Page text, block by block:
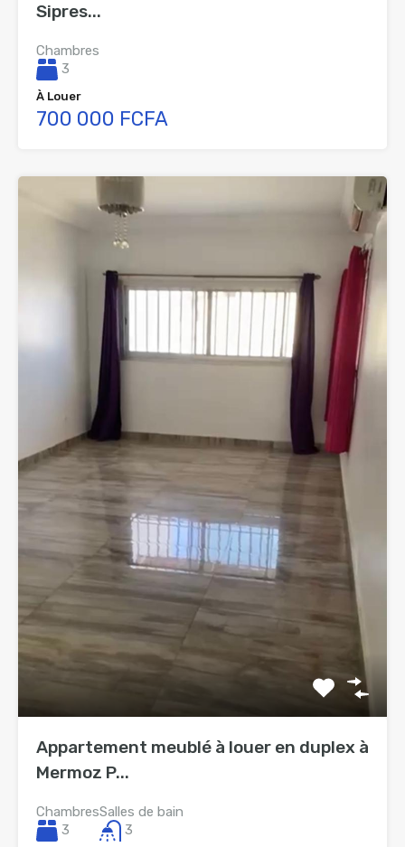
Sipres...
Chambres
3
À Louer
700 000 FCFA
Appartement meublé à louer en duplex à
Mermoz P...
Chambres
3
Salles de bain
3